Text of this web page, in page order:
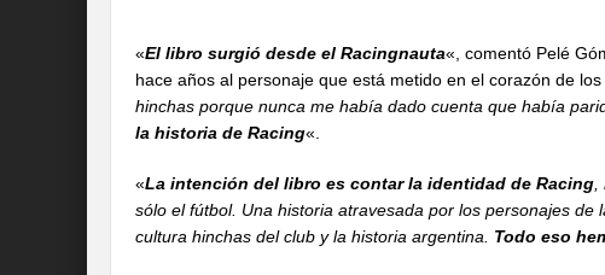
«El libro surgió desde el Racingnauta«, comentó Pelé
hace años al personaje que está metido en el corazón de
hinchas porque nunca me había dado cuenta que había
la historia de Racing«.
«La intención del libro es contar la identidad de Racing
sólo el fútbol. Una historia atravesada por los personajes de
cultura hinchas del club y la historia argentina. Todo eso